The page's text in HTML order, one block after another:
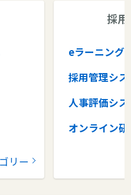
リー
採
eラーニング
採用管理シス
人事評価シス
オンライン研
タレントマ